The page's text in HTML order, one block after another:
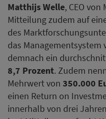
Matthijs Welle, CEO von
Mitteilung zudem auf
des
das Managementsystem
demnach ein
8,7 Prozent. Zudem
Mehrwert von 350.000
einen Return on
innerhalb von drei